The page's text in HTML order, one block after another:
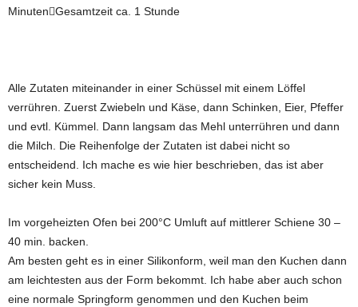
MinutenGesamtzeit ca. 1 Stunde
Alle Zutaten miteinander in einer Schüssel mit einem Löffel
verrühren. Zuerst Zwiebeln und Käse, dann Schinken, Eier, Pfeffer
und evtl. Kümmel. Dann langsam das Mehl unterrühren und dann
die Milch. Die Reihenfolge der Zutaten ist dabei nicht so
entscheidend. Ich mache es wie hier beschrieben, das ist aber
sicher kein Muss.
Im vorgeheizten Ofen bei 200°C Umluft auf mittlerer Schiene 30 –
40 min. backen.
Am besten geht es in einer Silikonform, weil man den Kuchen dann
am leichtesten aus der Form bekommt. Ich habe aber auch schon
eine normale Springform genommen und den Kuchen beim